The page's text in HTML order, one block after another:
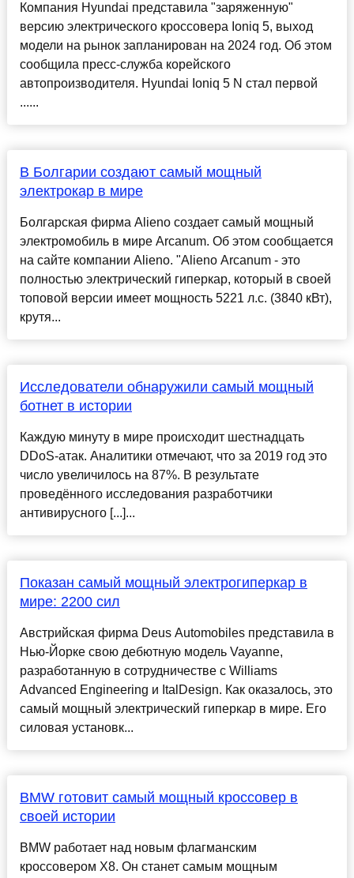
Компания Hyundai представила "заряженную"
версию электрического кроссовера Ioniq 5, выход
модели на рынок запланирован на 2024 год. Об этом
сообщила пресс-служба корейского
автопроизводителя. Hyundai Ioniq 5 N стал первой
......
В Болгарии создают самый мощный
электрокар в мире
Болгарская фирма Alieno создает самый мощный
электромобиль в мире Arcanum. Об этом сообщается
на сайте компании Alieno. "Alieno Arcanum - это
полностью электрический гиперкар, который в своей
топовой версии имеет мощность 5221 л.с. (3840 кВт),
крутя...
Исследователи обнаружили самый мощный
ботнет в истории
Каждую минуту в мире происходит шестнадцать
DDoS-атак. Аналитики отмечают, что за 2019 год это
число увеличилось на 87%. В результате
проведённого исследования разработчики
антивирусного [...]...
Показан самый мощный электрогиперкар в
мире: 2200 сил
Австрийская фирма Deus Automobiles представила в
Нью-Йорке свою дебютную модель Vayanne,
разработанную в сотрудничестве с Williams
Advanced Engineering и ItalDesign. Как оказалось, это
самый мощный электрический гиперкар в мире. Его
силовая установк...
BMW готовит самый мощный кроссовер в
своей истории
BMW работает над новым флагманским
кроссовером X8. Он станет самым мощным